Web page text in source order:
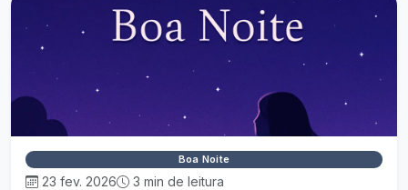
Boa Noite
23 fev. 2026 3 min de leitura